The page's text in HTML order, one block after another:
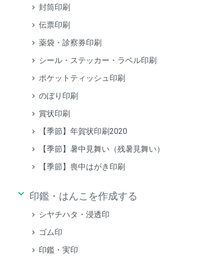
封筒印刷
伝票印刷
薬袋・診察券印刷
シール・ステッカー・ラベル印刷
ポケットティッシュ印刷
のぼり印刷
賞状印刷
【季節】年賀状印刷2020
【季節】暑中見舞い（残暑見舞い）
【季節】喪中はがき印刷
keyboard_arrow_down 印鑑・はんこを作成する
シヤチハタ・浸透印
ゴム印
印鑑・実印